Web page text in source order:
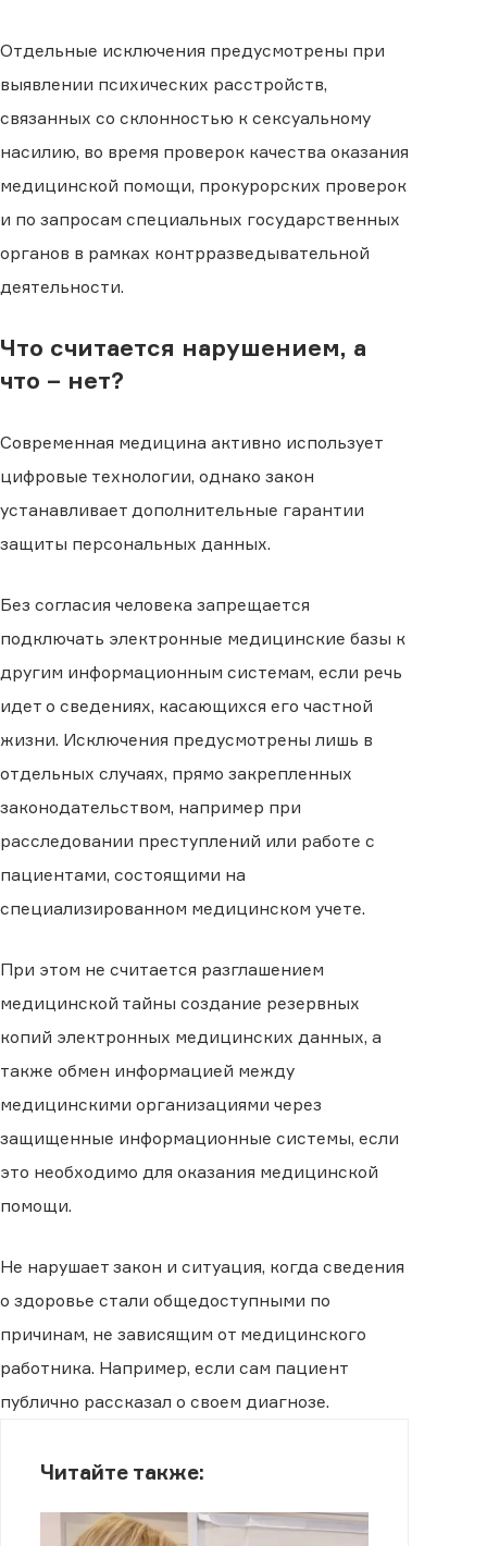
Отдельные исключения предусмотрены при
выявлении психических расстройств,
связанных со склонностью к сексуальному
насилию, во время проверок качества оказания
медицинской помощи, прокурорских проверок
и по запросам специальных государственных
органов в рамках контрразведывательной
деятельности.
Что считается нарушением, а
что – нет?
Современная медицина активно использует
цифровые технологии, однако закон
устанавливает дополнительные гарантии
защиты персональных данных.
Без согласия человека запрещается
подключать электронные медицинские базы к
другим информационным системам, если речь
идет о сведениях, касающихся его частной
жизни. Исключения предусмотрены лишь в
отдельных случаях, прямо закрепленных
законодательством, например при
расследовании преступлений или работе с
пациентами, состоящими на
специализированном медицинском учете.
При этом не считается разглашением
медицинской тайны создание резервных
копий электронных медицинских данных, а
также обмен информацией между
медицинскими организациями через
защищенные информационные системы, если
это необходимо для оказания медицинской
помощи.
Не нарушает закон и ситуация, когда сведения
о здоровье стали общедоступными по
причинам, не зависящим от медицинского
работника. Например, если сам пациент
публично рассказал о своем диагнозе.
Читайте также: